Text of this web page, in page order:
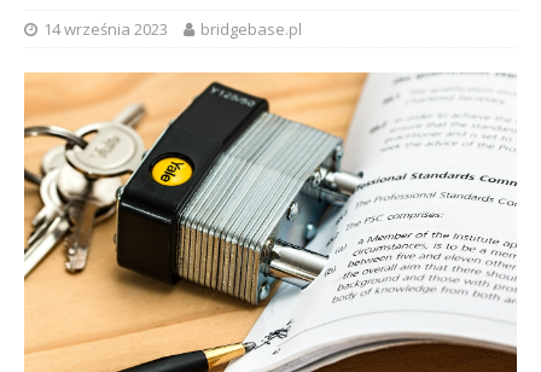
14 września 2023 bridgebase.pl